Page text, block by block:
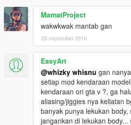
MamatProject
wakwkwak mantab gan
20 september 2016
EasyArt
@whizky whisnu gan
setiap mod kendaraan
kendaraan ori gta v ?, ga
aliasing/jiggies nya keliatan
banyak punya lekukan body,
jangankan di lekukan